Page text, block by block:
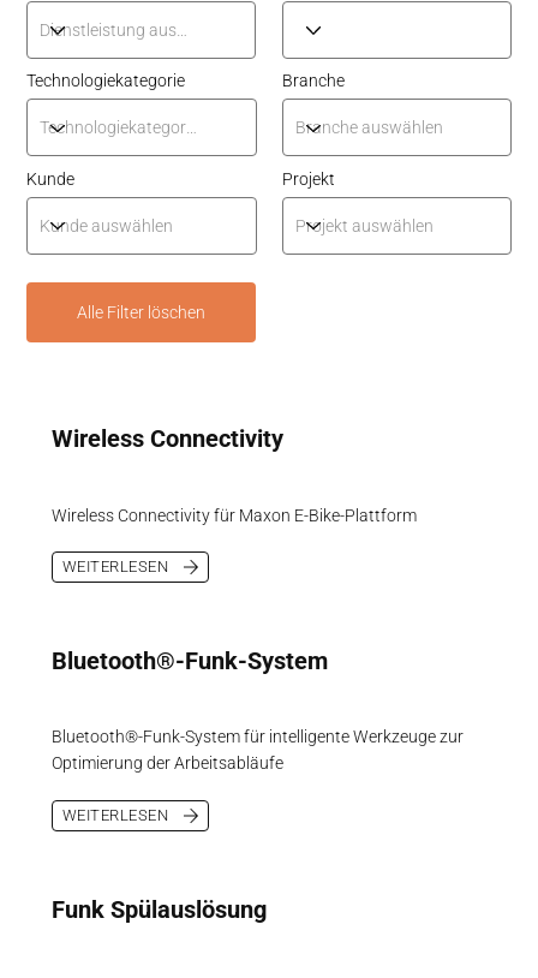
Alle Filter löschen
Projekt
Kunde
Branche
Technologiekategorie
Wireless Connectivity
Wireless Connectivity für Maxon E-Bike-Plattform
WEITERLESEN
Bluetooth®-Funk-System
Bluetooth®-Funk-System für intelligente Werkzeuge zur
Optimierung der Arbeitsabläufe
WEITERLESEN
Funk Spülauslösung